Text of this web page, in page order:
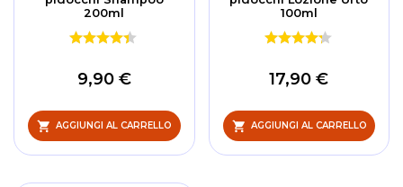
200ml
9,90 €
AGGIUNGI AL CARRELLO
100ml
17,90 €
AGGIUNGI AL CARRELLO